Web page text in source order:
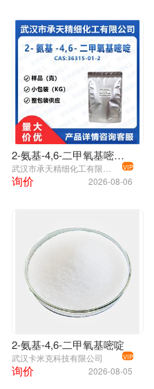
2-氨基-4,6-二甲氧基嘧啶 36315-01-2
VIP
2026-08-06
询价
2-氨基-4,6-二甲氧基嘧啶
武汉卡米克科技有限公司 VIP
2026-08-05
询价